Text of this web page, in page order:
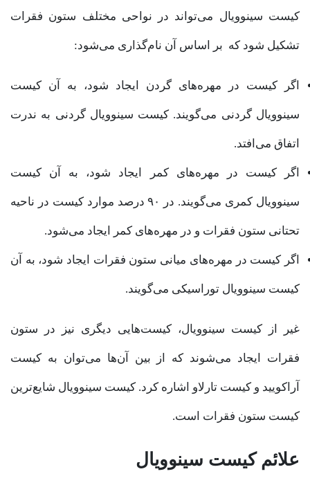
کیست سینوویال می‌تواند در نواحی مختلف ستون فقرات
تشکیل شود که بر اساس آن نام‌گذاری می‌شود:
اگر کیست در مهره‌های گردن ایجاد شود، به آن کیست
سینوویال گردنی می‌گویند. کیست سینوویال گردنی به ندرت
اتفاق می‌افتد.
اگر کیست در مهره‌های کمر ایجاد شود، به آن کیست
سینوویال کمری می‌گویند. در ۹۰ درصد موارد کیست در ناحیه
تحتانی ستون فقرات و در مهره‌های کمر ایجاد می‌شود.
اگر کیست در مهره‌های میانی ستون فقرات ایجاد شود، به آن
کیست سینوویال توراسیکی می‌گویند.
غیر از کیست سینوویال، کیست‌هایی دیگری نیز در ستون
فقرات ایجاد می‌شوند که از بین آن‌ها می‌توان به کیست
آراکویید و کیست تارلاو اشاره کرد. کیست سینوویال شایع‌ترین
کیست ستون فقرات است.
علائم کیست سینوویال